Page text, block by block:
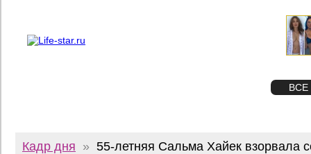
ВСЕ
Кадр дня » 55-летняя Сальма Хайек взорвала